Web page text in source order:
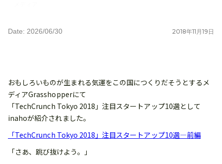
Date: 2026/06/30 2018年11 月19 日
おもしろいものが生まれる気運をこの国につくりだそうとするメ
ディアGrasshopperにて
「TechCrunch Tokyo 2018」注目スタートアップ10選として
inahoが紹介されました。
「TechCrunch Tokyo 2018」注目スタートアップ10選―前編
「さあ、跳び抜けよう。」